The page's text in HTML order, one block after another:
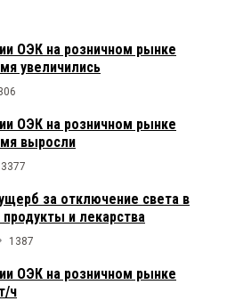
ОЭК на розничном рынке
увеличились
ОЭК на розничном рынке
выросли
3377
за отключение света в
и лекарства
1387
ОЭК на розничном рынке
ч